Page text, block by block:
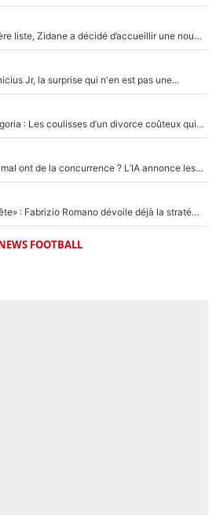
Avant l’annonce de sa première liste, Zidane a décidé d’accueillir une nouvelle tête en équipe de France
Jr, la surprise qui n'en est pas une...
Frank McCourt et Pablo Longoria : Les coulisses d’un divorce coûteux qui ruine l’OM à petit feu…
Kylian Mbappé et Lamine Yamal ont de la concurrence ? L’IA annonce les 5 joueurs qui vont dominer le football dans les années à venir !
«On l’achète et on vous le prête» : Fabrizio Romano dévoile déjà la stratégie du PSG avec le transfert de Zion Suzuki !
FOOTBALL